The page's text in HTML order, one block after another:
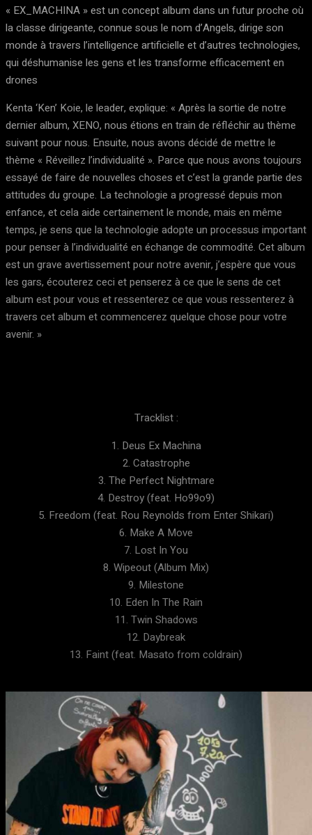
« EX_MACHINA » est un concept album dans un futur proche où
la classe dirigeante, connue sous le nom d’Angels, dirige son
monde à travers l’intelligence artificielle et d’autres technologies,
qui déshumanise les gens et les transforme efficacement en
drones
Kenta ‘Ken’ Koie, le leader, explique: « Après la sortie de notre
dernier album, XENO, nous étions en train de réfléchir au thème
suivant pour nous. Ensuite, nous avons décidé de mettre le
thème « Réveillez l’individualité ». Parce que nous avons toujours
essayé de faire de nouvelles choses et c’est la grande partie des
attitudes du groupe. La technologie a progressé depuis mon
enfance, et cela aide certainement le monde, mais en même
temps, je sens que la technologie adopte un processus important
pour penser à l’individualité en échange de commodité. Cet album
est un grave avertissement pour notre avenir, j’espère que vous
les gars, écouterez ceci et penserez à ce que le sens de cet
album est pour vous et ressenterez ce que vous ressenterez à
travers cet album et commencerez quelque chose pour votre
avenir. »
Tracklist :
1. Deus Ex Machina
2. Catastrophe
3. The Perfect Nightmare
4. Destroy (feat. Ho99o9)
5. Freedom (feat. Rou Reynolds from Enter Shikari)
6. Make A Move
7. Lost In You
8. Wipeout (Album Mix)
9. Milestone
10. Eden In The Rain
11. Twin Shadows
12. Daybreak
13. Faint (feat. Masato from coldrain)​